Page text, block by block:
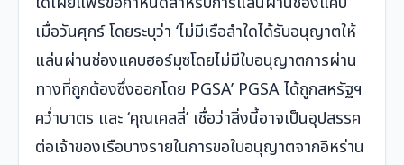
เมื่อวันศุกร์ โดยระบุว่า ‘ไม่มีเรือลำใดได้รับอนุญาตให้
แล่นผ่านช่องแคบฮอร์มุซโดยไม่มีใบอนุญาตการผ่าน
ทางที่ถูกต้องซึ่งออกโดย PGSA’ PGSA ได้ถูกสหรัฐฯ
คว่ำบาตร และ ‘คุณเคลลี่’ เชื่อว่าสิ่งนี้อาจเป็นอุปสรรค
ต่อเจ้าของเรือบางรายในการขอใบอนุญาตจากอิหร่าน